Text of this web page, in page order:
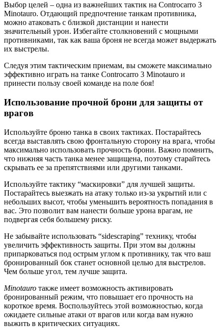
Выбор целей – одна из важнейших тактик на Controcarro 3
Minotauro. Отдающий предпочтение танкам противника,
можно атаковать с близкой дистанции и нанести
значительный урон. Избегайте столкновений с мощными
противниками, так как ваша броня не всегда может выдержать
их выстрелы.
Следуя этим тактическим приемам, вы сможете максимально
эффективно играть на танке Controcarro 3 Minotauro и
принести пользу своей команде на поле боя!
Использование прочной брони для защиты от
врагов
Используйте броню танка в своих тактиках. Постарайтесь
всегда выставлять свою фронтальную сторону на врага, чтобы
максимально использовать прочность брони. Важно помнить,
что нижняя часть танка менее защищена, поэтому старайтесь
скрывать ее за препятствиями или другими танками.
Используйте тактику “маскировки” для лучшей защиты.
Постарайтесь выезжать на атаку только из-за укрытий или с
небольших высот, чтобы уменьшить вероятность попадания в
вас. Это позволит вам нанести больше урона врагам, не
подвергая себя большему риску.
Не забывайте использовать “sidescraping” технику, чтобы
увеличить эффективность защиты. При этом вы должны
припарковаться под острым углом к противнику, так что ваш
бронированный бок станет основной целью для выстрелов.
Чем больше угол, тем лучше защита.
Minotauro также имеет возможность активировать
бронированный режим, что повышает его прочность на
короткое время. Воспользуйтесь этой возможностью, когда
ожидаете сильные атаки от врагов или когда вам нужно
выжить в критических ситуациях.